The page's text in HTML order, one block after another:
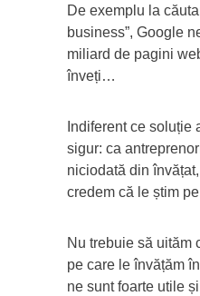
De exemplu la
business”, Google
miliard de pagini
înveți…
Indiferent ce soluție
sigur: ca
niciodată din
credem că le știm
Nu trebuie să uităm
pe care le învățăm
ne sunt foarte utile